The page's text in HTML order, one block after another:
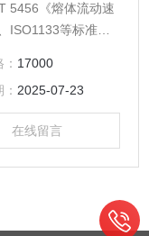
5456《熔体流动速
ISO1133等标准的
料方式等功能。
17000
2025-07-23
在线留言